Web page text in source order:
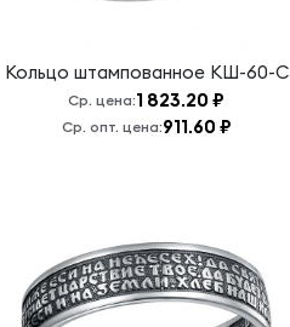
Кольцо штампованное КШ-60-С
Ср. цена:1 823.20 ₽
Ср. опт. цена:911.60 ₽